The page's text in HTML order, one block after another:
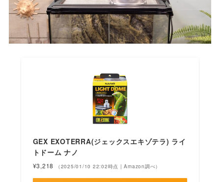
GEX EXOTERRA(ジェックスエキゾテラ) ライ
トドーム ナノ
¥3,218 （2025/01/10 22:02時点 | Amazon調べ）